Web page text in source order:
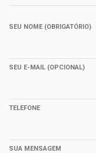
SEU NOME (OBRIGATÓRIO)
SEU E-MAIL (OPCIONAL)
TELEFONE
SUA MENSAGEM